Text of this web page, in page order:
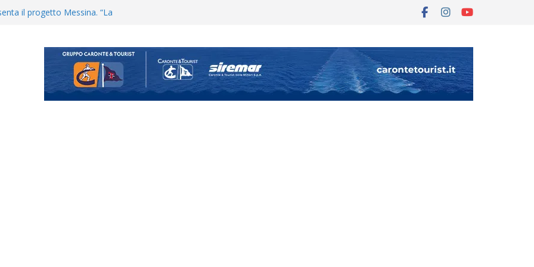
il progetto Messina. “La
e Kamarat restano in
si alzano i ritmi tra lavoro
“Mondo Messina